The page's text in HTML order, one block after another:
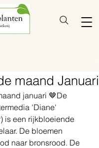
maand Januari
januari 🤎De
'Diane'
is een rijkbloeiende
De bloemen
naar bronsrood. De